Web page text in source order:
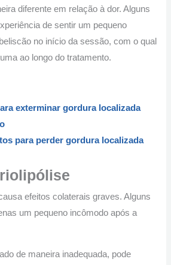
diferente em relação à dor. Alguns
de sentir um pequeno
no início da sessão, com o qual
ao longo do tratamento.
exterminar gordura localizada
para perder gordura localizada
efeitos colaterais graves. Alguns
um pequeno incômodo após a
de maneira inadequada, pode